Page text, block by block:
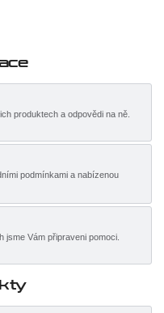
produktech a odpovědi na ně.
podmínkami a nabízenou
jsme Vám připraveni pomoci.